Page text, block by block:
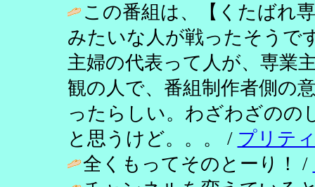
この番組は、【くたばれ
みたいな人が戦ったそうで
主婦の代表って人が、専業
観の人で、番組制作者側の
ったらしい。わざわざのの
と思うけど。。。 / プリテ
全くもってそのとーり！ /